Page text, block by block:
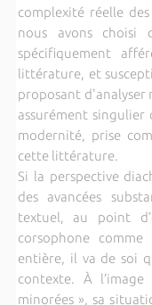
complexité réelle
nous avons choisi
spécifiquement
littérature, et
proposant d'analyser
assurément
modernité, prise
cette littérature.
Si la perspective
des avancées
textuel, au point
corsophone
entière, il va de soi
contexte. À
minorées », sa